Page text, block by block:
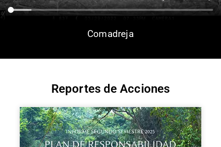
Comadreja
Reportes de Acciones